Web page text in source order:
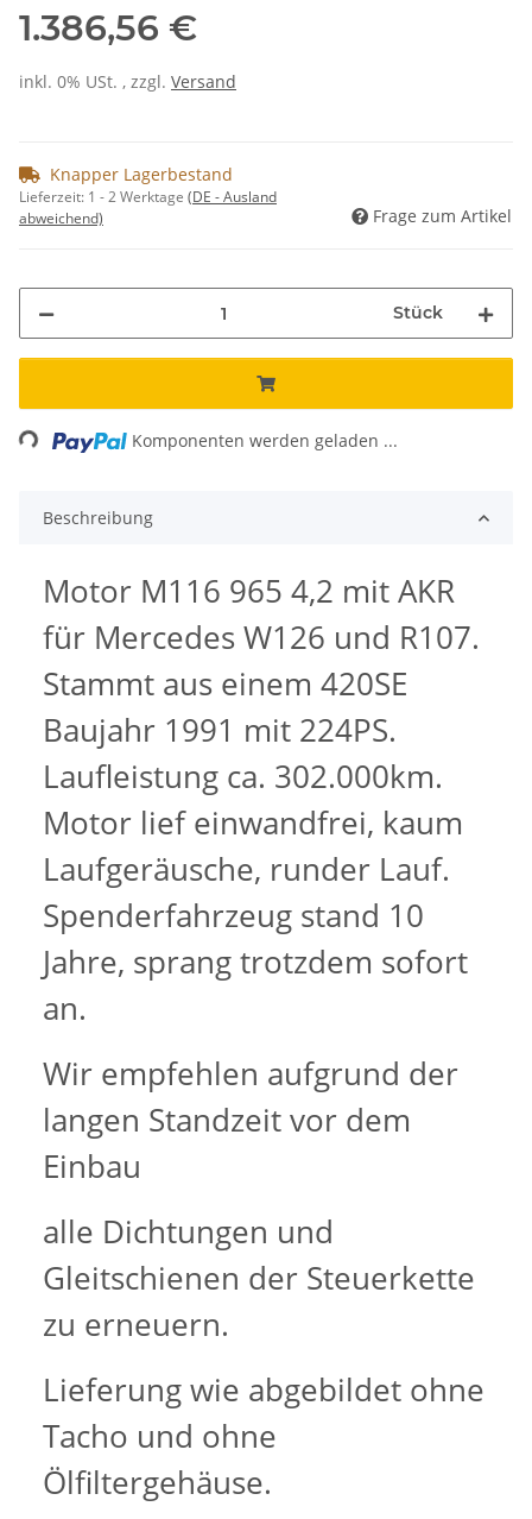
1.386,56 €
inkl. 0% USt. , zzgl. Versand
Knapper Lagerbestand
Lieferzeit: 1 - 2 Werktage (DE - Ausland
abweichend)
Frage zum Artikel
Stück
Loading... Komponenten werden geladen ...
Beschreibung
Motor M116 965 4,2 mit AKR
für Mercedes W126 und R107.
Stammt aus einem 420SE
Baujahr 1991 mit 224PS.
Laufleistung ca. 302.000km.
Motor lief einwandfrei, kaum
Laufgeräusche, runder Lauf.
Spenderfahrzeug stand 10
Jahre, sprang trotzdem sofort
an.
Wir empfehlen aufgrund der
langen Standzeit vor dem
Einbau
alle Dichtungen und
Gleitschienen der Steuerkette
zu erneuern.
Lieferung wie abgebildet ohne
Tacho und ohne
Ölfiltergehäuse.